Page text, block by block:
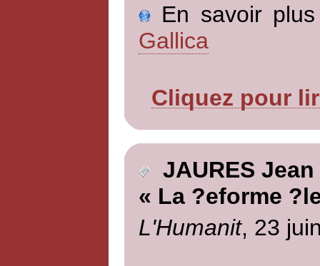
En savoir
Gallica
Cliquez pour
JAURES Jean
« La ?eforme
L'Humanit, 23